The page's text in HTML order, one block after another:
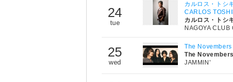
24
tue
カルロス・トシ
CARLOS
カルロス・トシ
NAGOYA CLUB
25
wed
The Novembers
The Novembers
JAMMIN'